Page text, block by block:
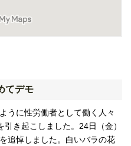
てデモ
うに性労働者として働く人々
き起こしました。24日（金）
追悼しました。白いバラの花